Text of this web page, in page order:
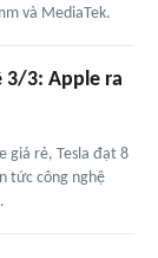
và MediaTek.
3/3: Apple ra
giá rẻ, Tesla đạt 8
tức công nghệ